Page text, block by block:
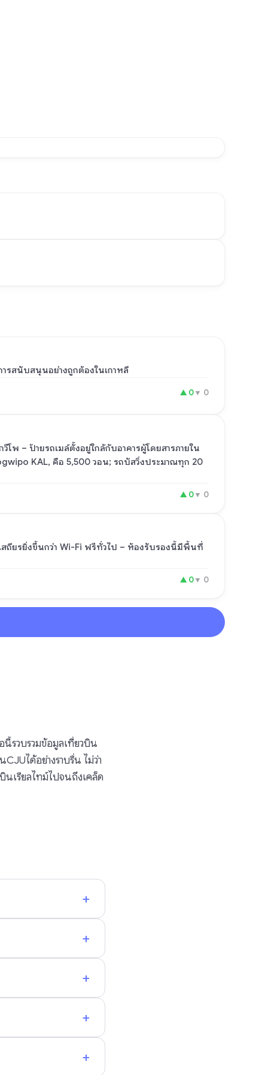
รสนับสนุนอย่างถูกต้องในเกาหลี
▲ 0▼ 0
– ป้ายรถเมล์ตั้งอยู่ใกล้กับอาคารผู้โดยสารภายใน
KAL, คือ 5,500 วอน; รถบัสวิ่งประมาณทุก 20
▲ 0▼ 0
สถียรยิ่งขึ้นกว่า Wi-Fi ฟรีทั่วไป – ห้องรับรองนี้มีพื้นที่
▲ 0▼ 0
นี้รวบรวมข้อมูลเที่ยวบิน
ได้อย่างราบรื่น ไม่ว่า
นเรียลไทม์ไปจนถึงเคล็ด
+
+
+
+
+